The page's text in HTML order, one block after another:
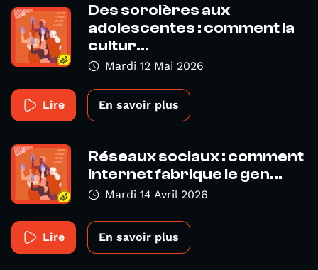
Des sorcières aux
adolescentes : comment la
cultur...
Mardi 12 Mai 2026
Lire En savoir plus
Réseaux sociaux : comment
Internet fabrique le gen...
Mardi 14 Avril 2026
Lire En savoir plus